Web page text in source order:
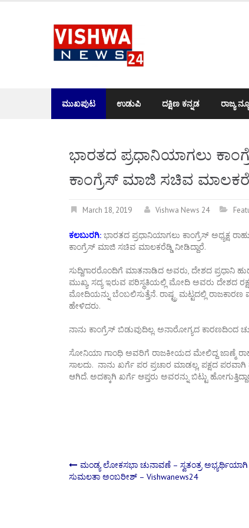
ಮುಖಪುಟ ಉಡುಪಿ ದಕ್ಷಿಣ ಕನ್ನಡ ರಾಜ್ಯ
ಭಾರತದ ಪ್ರಧಾನಿಯಾಗಲು
ಕಾಂಗ್ರೆಸ್ ಮಾಜಿ ಸಚಿವ
March 18, 2019 Vishwa News 24
ಕಲಬುರಗಿ: ಭಾರತದ ಪ್ರಧಾನಿಯಾಗಲು ಕಾಂಗ್ರೆಸ್ ಅಧ್ಯಕ್ಷ
ಕಾಂಗ್ರೆಸ್ ಮಾಜಿ ಸಚಿವ ಮಾಲಕರೆಡ್ಡಿ ನೀಡಿದ್ದಾರೆ.
ಸುದ್ದಿಗಾರರೊಂದಿಗೆ ಮಾತನಾಡಿದ ಅವರು, ದೇಶದ ಪ್ರಧಾನಿ
ಮುಖ್ಯ, ಸದ್ಯ ಇರುವ ಪರಿಸ್ಥತಿಯಲ್ಲಿ ಮೋದಿ ಅವರು ದೇಶದ
ಮೋದಿಯನ್ನು ಬೆಂಬಲಿಸುತ್ತೆನೆ. ರಾಷ್ಟ್ರ ಮಟ್ಟದಲ್ಲಿ
ಹೇಳಿದರು.
ನಾನು ಕಾಂಗ್ರೆಸ್ ಬಿಡುವುದಿಲ್ಲ. ಅನಾರೋಗ್ಯದ ಕಾರಣದಿಂದ
ಸೋನಿಯಾ ಗಾಂಧಿ ಅವರಿಗೆ ರಾಜಕೀಯದ ಮೇಲಿದ್ದ ಜಾಣ್ಮೆ
ಸಾಲದು. ನಾನು ಖರ್ಗೆ ಪರ ಪ್ರಚಾರ ಮಾಡಲ್ಲ, ಪಕ್ಷದ
ಆಗಿದೆ. ಅದಕ್ಕಾಗಿ ಖರ್ಗೆ ಆಪ್ತರು ಅವರನ್ನು ಬಿಟ್ಟು
Post
ಮಂಡ್ಯ ಲೋಕಸಭಾ ಚುನಾವಣೆ – ಸ್ವತಂತ್ರ ಅಭ್ಯರ್ಥಿಯಾಗಿ
ಸುಮಲತಾ ಅಂಬರೀಶ್ – Vishwanews24